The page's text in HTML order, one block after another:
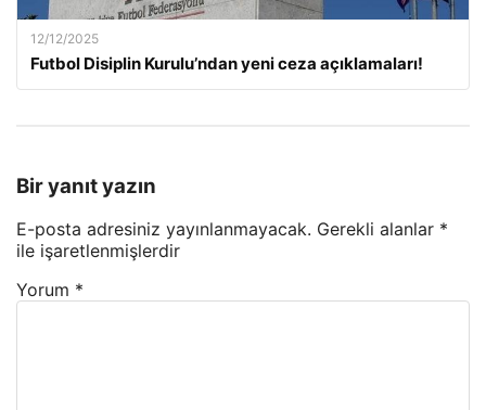
12/12/2025
Futbol Disiplin Kurulu’ndan yeni ceza açıklamaları!
Bir yanıt yazın
E-posta adresiniz yayınlanmayacak. Gerekli alanlar *
ile işaretlenmişlerdir
Yorum *